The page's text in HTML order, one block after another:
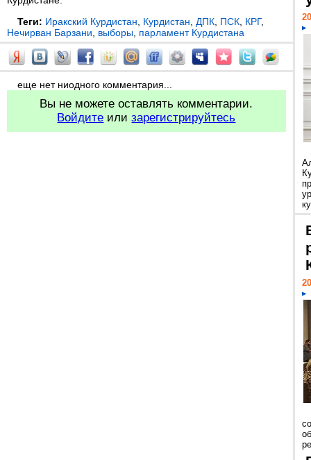
Теги: Иракский Курдистан Курдистан ДПК ПСК КРГ,
Нечирван Барзани
выборы парламент Курдистана
еще нет ниодного комментария...
Вы не можете оставлять комментарии.
Войдите илизарегистрируйтесь